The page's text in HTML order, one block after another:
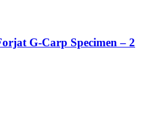
G-Carp Specimen – 2